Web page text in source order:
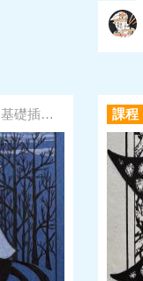
黑筆下的名畫世界｜瑪姬的零基礎插畫課 課程